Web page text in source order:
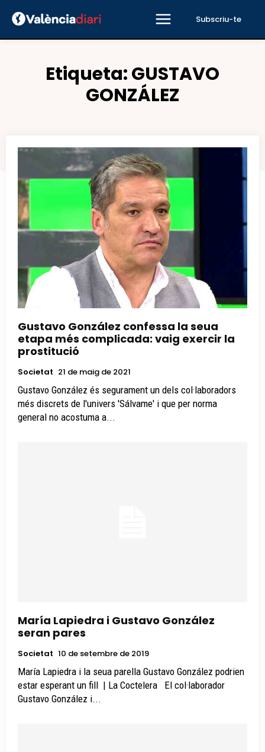
Subscriu-te
Etiqueta:GUSTAVO
GONZÁLEZ
Gustavo González confessa la seua
etapa més complicada: vaig exercir la
prostitució
Societat 21 de maig de 2021
Gustavo González és segurament un dels col·laboradors
més discrets de l'univers 'Sálvame' i que per norma
general no acostuma a...
María Lapiedra i Gustavo González
seran pares
Societat 10 de setembre de 2019
María Lapiedra i la seua parella Gustavo González podrien
estar esperant un fill | La Coctelera El col·laborador
Gustavo González i...